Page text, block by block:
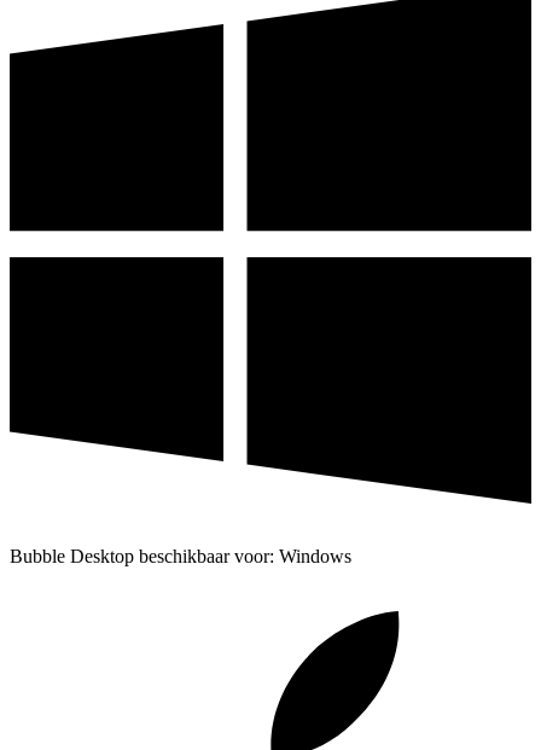
Bubble Desktop beschikbaar voor: Windows